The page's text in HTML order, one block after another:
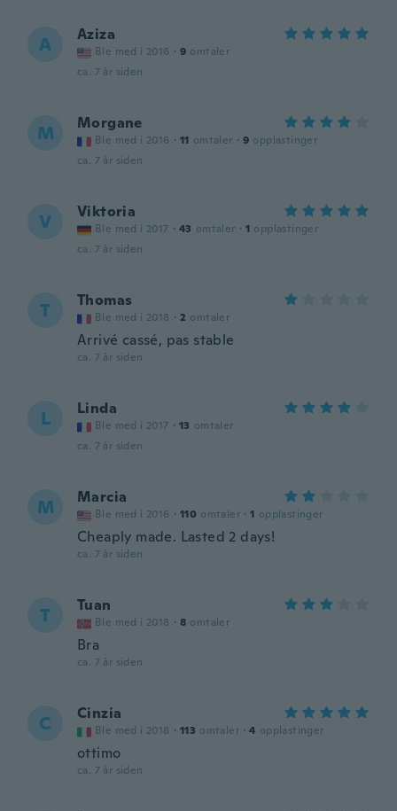
A Aziza
Ble med i 2016 · 9 omtaler
ca. 7 år siden
M Morgane
Ble med i 2016 · 11 omtaler · 9 opplastinger
ca. 7 år siden
V Viktoria
Ble med i 2017 · 43 omtaler · 1 opplastinger
ca. 7 år siden
T Thomas
Ble med i 2018 · 2 omtaler
Arrivé cassé, pas stable
ca. 7 år siden
L Linda
Ble med i 2017 · 13 omtaler
ca. 7 år siden
M Marcia
Ble med i 2016 · 110 omtaler · 1 opplastinger
Cheaply made. Lasted 2 days!
ca. 7 år siden
T Tuan
Ble med i 2018 · 8 omtaler
Bra
ca. 7 år siden
C Cinzia
Ble med i 2018 · 113 omtaler · 4 opplastinger
ottimo
ca. 7 år siden